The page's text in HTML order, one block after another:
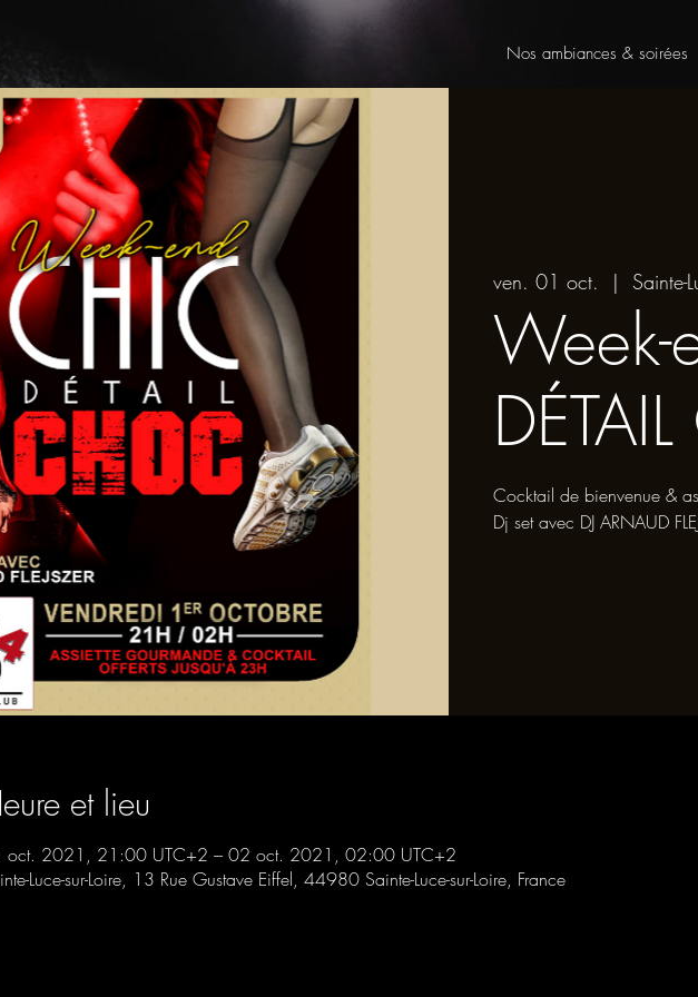
Nos ambiances & soirées
ven. 01 oct.
  |
Sainte-
Week-
Cocktail de bienvenue &
Dj set avec DJ ARNAUD
et lieu
oct. 2021, 21:00 UTC+2 – 02 oct. 2021, 02:00 UTC+2
Luce-sur-Loire, 13 Rue Gustave Eiffel, 44980 Sainte-Luce-sur-Loire, France